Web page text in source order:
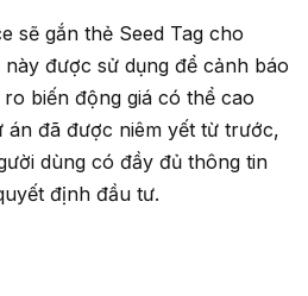
sẽ gắn thẻ Seed Tag cho
được sử dụng để cảnh báo
biến động giá có thể cao
án đã được niêm yết từ trước,
dùng có đầy đủ thông tin
định đầu tư.